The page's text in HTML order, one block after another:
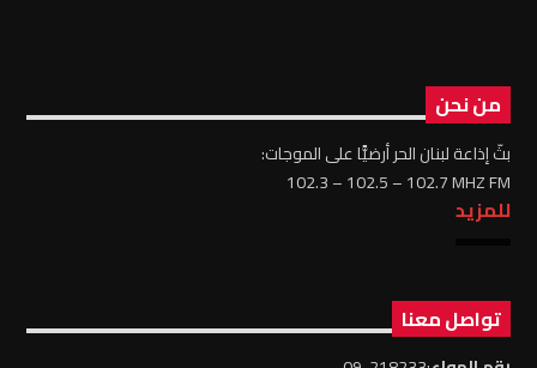
من نحن
بثّ إذاعة لبنان الحر أرضيًّا على الموجات:
102.3 – 102.5 – 102.7 MHZ FM
للمزيد
تواصل معنا